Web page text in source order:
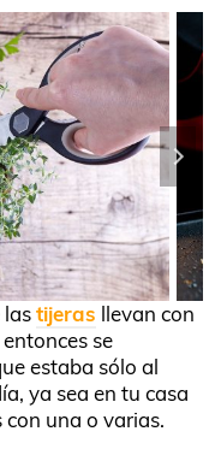
lastijeras llevan con
se
estaba sólo al
ya sea en tu casa
una o varias.